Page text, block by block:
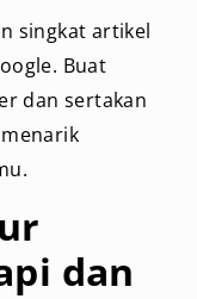
singkat artikel
Buat
dan sertakan
dan